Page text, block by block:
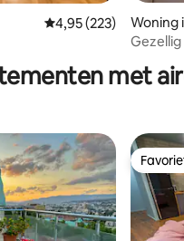
212 recensies
Gemiddelde
4,95 (223)
Woning
met